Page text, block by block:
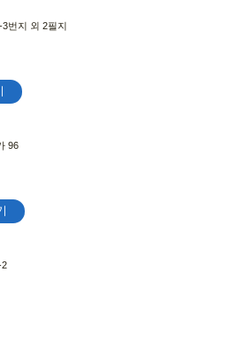
번지 외 2필지
96
2